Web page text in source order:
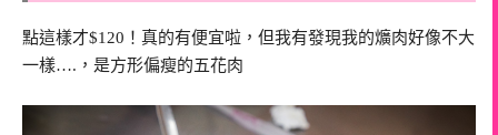
點這樣才$120！真的有便宜啦，但我有發現我的爌肉好像不大
一樣….，是方形偏瘦的五花肉